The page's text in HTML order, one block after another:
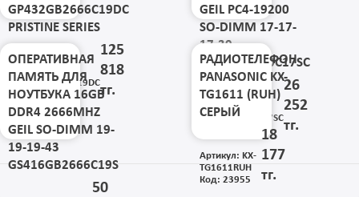
GP432GB2666C19DC
PRISTINE SERIES
Артикул:
GP432GB2666C19DC
Код: 23556
125
818
тг.
GEIL PC4-19200
SO-DIMM 17-17-
17-39
GS48GB2400C17SC
Артикул:
GS48GB2400C17SC
26
252
тг.
ОПЕРАТИВНАЯ
ПАМЯТЬ ДЛЯ
НОУТБУКА 16GB
DDR4 2666MHZ
GEIL SO-DIMM 19-
19-19-43
GS416GB2666C19S
50
РАДИОТЕЛЕФОН
PANASONIC KX-
TG1611 (RUH)
СЕРЫЙ
Артикул: KX-
TG1611RUH
Код: 23955
18
177
тг.